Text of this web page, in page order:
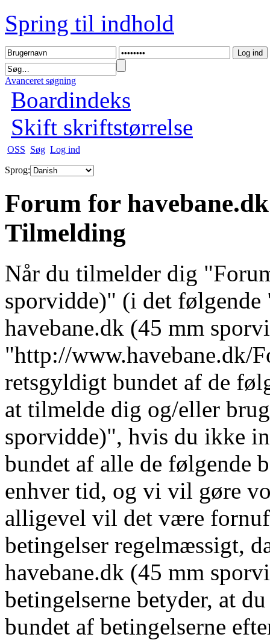
Spring til indhold
Avanceret søgning
Boardindeks
Skift skriftstørrelse
OSS Søg Log ind
Sprog:
Forum for
Tilmelding
Når du tilmelder dig
sporvidde)" (i det
havebane.dk (45 mm
"http://
retsgyldigt bundet af de
at tilmelde dig og/eller
sporvidde)", hvis du ikke
bundet af alle de følgende
enhver tid, og vi vil gøre
alligevel vil det være
betingelser regelmæssigt,
havebane.dk (45 mm
betingelserne betyder, at
bundet af betingelserne